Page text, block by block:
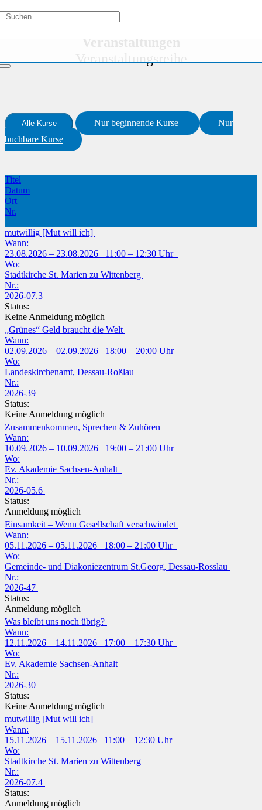
Aktivitätstypen /Veranstaltungsreihe
Veranstaltungen
Veranstaltungsreihe
Alle Kurse Nur beginnende Kurse
Nur
buchbare Kurse
Titel
Datum
Ort
Nr.
mutwillig [Mut will ich]
Wann:
23.08.2026 – 23.08.2026 11:00 – 12:30 Uhr
Wo:
Stadtkirche St. Marien zu Wittenberg
Nr.:
2026-07.3
Status:
Keine Anmeldung möglich
„Grünes“ Geld braucht die Welt
Wann:
02.09.2026 – 02.09.2026 18:00 – 20:00 Uhr
Wo:
Landeskirchenamt, Dessau-Roßlau
Nr.:
2026-39
Status:
Keine Anmeldung möglich
Zusammenkommen, Sprechen & Zuhören
Wann:
10.09.2026 – 10.09.2026 19:00 – 21:00 Uhr
Wo:
Ev. Akademie Sachsen-Anhalt
Nr.:
2026-05.6
Status:
Anmeldung möglich
Einsamkeit – Wenn Gesellschaft verschwindet
Wann:
05.11.2026 – 05.11.2026 18:00 – 21:00 Uhr
Wo:
Gemeinde- und Diakoniezentrum St.Georg, Dessau-Rosslau
Nr.:
2026-47
Status:
Anmeldung möglich
Was bleibt uns noch übrig?
Wann:
12.11.2026 – 14.11.2026 17:00 – 17:30 Uhr
Wo:
Ev. Akademie Sachsen-Anhalt
Nr.:
2026-30
Status:
Keine Anmeldung möglich
mutwillig [Mut will ich]
Wann:
15.11.2026 – 15.11.2026 11:00 – 12:30 Uhr
Wo:
Stadtkirche St. Marien zu Wittenberg
Nr.:
2026-07.4
Status:
Anmeldung möglich